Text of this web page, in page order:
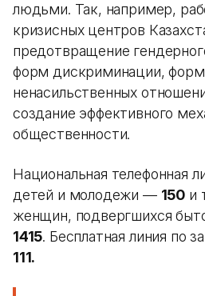
людьми. Так, например,
кризисных центров
предотвращение
форм дискриминации,
ненасильственных
создание эффективного
общественности.
Национальная телефонная
детей и молодежи — 150 и
женщин, подвергшихся
1415. Бесплатная линия по
111.